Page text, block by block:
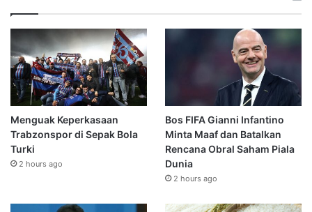
Menguak Keperkasaan
Trabzonspor di Sepak Bola
Turki
2 hours ago
Bos FIFA Gianni Infantino
Minta Maaf dan Batalkan
Rencana Obral Saham Piala
Dunia
2 hours ago